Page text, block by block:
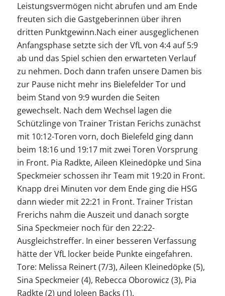
Leistungsvermögen nicht abrufen und am Ende
freuten sich die Gastgeberinnen über ihren
dritten Punktgewinn.Nach einer ausgeglichenen
Anfangsphase setzte sich der VfL von 4:4 auf 5:9
ab und das Spiel schien den erwarteten Verlauf
zu nehmen. Doch dann trafen unsere Damen bis
zur Pause nicht mehr ins Bielefelder Tor und
beim Stand von 9:9 wurden die Seiten
gewechselt. Nach dem Wechsel lagen die
Schützlinge von Trainer Tristan Ferichs zunächst
mit 10:12-Toren vorn, doch Bielefeld ging dann
beim 18:16 und 19:17 mit zwei Toren Vorsprung
in Front. Pia Radkte, Aileen Kleinedöpke und Sina
Speckmeier schossen ihr Team mit 19:20 in Front.
Knapp drei Minuten vor dem Ende ging die HSG
dann wieder mit 22:21 in Front. Trainer Tristan
Frerichs nahm die Auszeit und danach sorgte
Sina Speckmeier noch für den 22:22-
Ausgleichstreffer. In einer besseren Verfassung
hätte der VfL locker beide Punkte eingefahren.
Tore: Melissa Reinert (7/3), Aileen Kleinedöpke (5),
Sina Speckmeier (4), Rebecca Oborowicz (3), Pia
Radkte (2) und Joleen Backs (1).